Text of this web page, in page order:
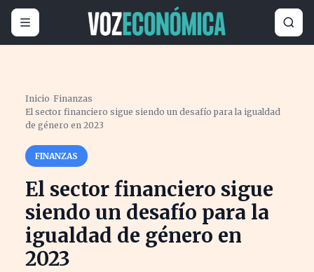
Inicio ›Finanzas ›
El sector financiero sigue siendo un desafío para la igualdad
de género en 2023
FINANZAS
El sector financiero sigue
siendo un desafío para la
igualdad de género en
2023